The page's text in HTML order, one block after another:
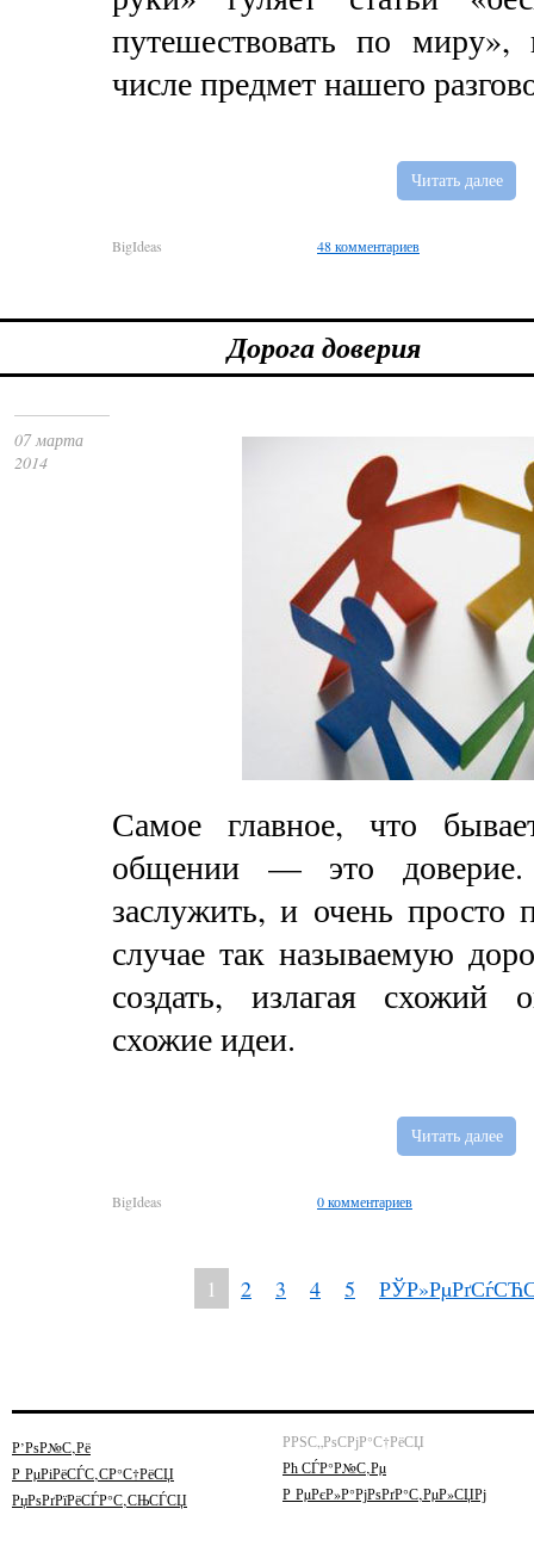
путешествовать по
числе предмет нашего
Читать далее
BigIdeas 48 комментариев
Дорога доверия
07 марта
2014
Самое главное, что
общении — это доверие.
заслужить, и очень просто
случае так называемую
создать, излагая схожий
схожие идеи.
Читать далее
BigIdeas 0 комментариев
1 2 3 4 5
Р’РѕР№С‚Рё
Р РµРіРёСЃС‚СР°С†РёСЏ
РџРѕРґРїРёСЃР°С‚СЊСЃСЏ
РРЅС„РѕСРјР°С†РёСЏ
Рћ СЃР°Р№С‚Рµ
Р РµРєР»Р°РјРѕРґР°С‚РµР»СЏРј